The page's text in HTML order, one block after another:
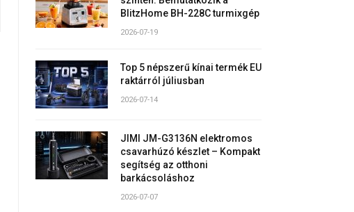
BlitzHome BH-228C turmixgép
2026-07-19
Top 5 népszerű kínai termék EU
raktárról júliusban
2026-07-14
JIMI JM-G3136N elektromos
csavarhúzó készlet – Kompakt
segítség az otthoni
barkácsoláshoz
2026-07-07